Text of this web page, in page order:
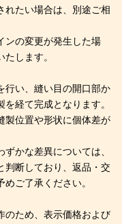
たい場合は、別途ご相
ンの変更が発生した場
します。
い、縫い目の開口部か
経て完成となります。
製位置や形状に個体差が
かな差異については、
判断しており、返品・交
ご了承ください。
ため、表示価格および